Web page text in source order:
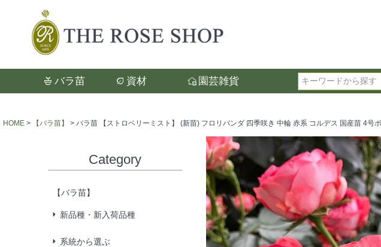
バラ苗 資材 園芸雑貨
検索
検索
選択した項目全
タイプ、カラー
HOME 【バラ苗】 バラ苗 【ストロベリーミスト】 (新苗) フロリバンダ 四季咲き 中輪 赤系 コルデス 国産苗 4号
Category
【バラ苗】
新品種・新入荷品種
系統から選ぶ